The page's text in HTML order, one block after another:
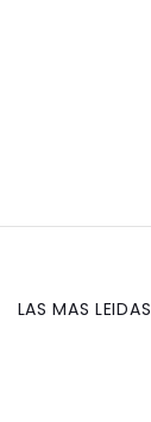
LAS MAS LEIDAS